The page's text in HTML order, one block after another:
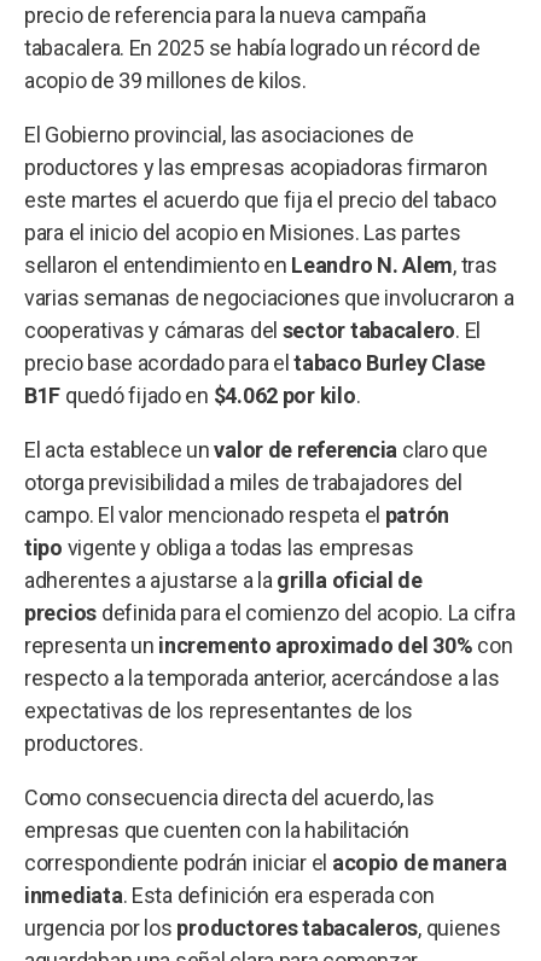
precio de referencia para la nueva campaña
tabacalera. En 2025 se había logrado un récord de
acopio de 39 millones de kilos.
El Gobierno provincial, las asociaciones de
productores y las empresas acopiadoras firmaron
este martes el acuerdo que fija el precio del tabaco
para el inicio del acopio en Misiones. Las partes
sellaron el entendimiento en Leandro N. Alem, tras
varias semanas de negociaciones que involucraron a
cooperativas y cámaras del sector tabacalero. El
precio base acordado para eltabaco Burley Clase
B1F quedó fijado en $4.062 por kilo.
El acta establece unvalor de referencia claro que
otorga previsibilidad a miles de trabajadores del
campo. El valor mencionado respeta el patrón
tipo vigente y obliga a todas las empresas
adherentes a ajustarse a la grilla oficial de
precios definida para el comienzo del acopio. La cifra
representa un incremento aproximado del 30% con
respecto a la temporada anterior, acercándose a las
expectativas de los representantes de los
productores.
Como consecuencia directa del acuerdo, las
empresas que cuenten con la habilitación
correspondiente podrán iniciar el acopio de manera
inmediata. Esta definición era esperada con
urgencia por los productores tabacaleros, quienes